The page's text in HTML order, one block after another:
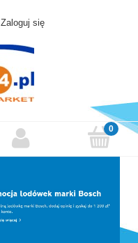
Zaloguj się